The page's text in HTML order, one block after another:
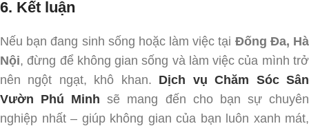
6. Kết luận
Nếu bạn đang sinh sống hoặc làm việc tại Đống Đa, Hà
Nội, đừng để không gian sống và làm việc của mình trở
nên ngột ngạt, khô khan. Dịch vụ Chăm Sóc Sân
Vườn Phú Minh sẽ mang đến cho bạn sự chuyên
nghiệp nhất – giúp không gian của bạn luôn xanh mát,